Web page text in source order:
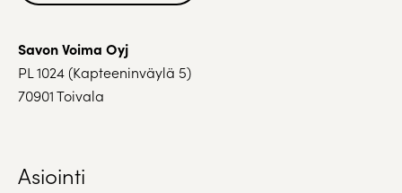
Savon Voima Oyj
PL 1024 (Kapteeninväylä 5)
70901 Toivala
Asiointi